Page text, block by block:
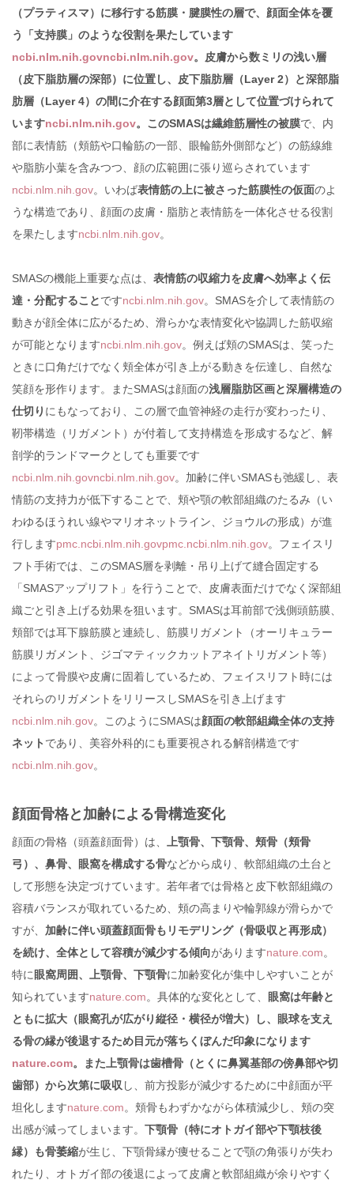
（プラティスマ）に移行する筋膜・腱膜性の層で、顔面全体を覆
う「支持膜」のような役割を果たしています
ncbi.nlm.nih.govncbi.nlm.nih.gov。皮膚から数ミリの浅い層
（皮下脂肪層の深部）に位置し、皮下脂肪層（Layer 2）と深部脂
肪層（Layer 4）の間に介在する顔面第3層として位置づけられて
いますncbi.nlm.nih.gov。このSMASは繊維筋層性の被膜で、内
部に表情筋（頬筋や口輪筋の一部、眼輪筋外側部など）の筋線維
や脂肪小葉を含みつつ、顔の広範囲に張り巡らされています
ncbi.nlm.nih.gov。いわば表情筋の上に被さった筋膜性の仮面のよ
うな構造であり、顔面の皮膚・脂肪と表情筋を一体化させる役割
を果たしますncbi.nlm.nih.gov。
SMASの機能上重要な点は、 表情筋の収縮力を皮膚へ効率よく伝
達・分配することですncbi.nlm.nih.gov。SMASを介して表情筋の
動きが顔全体に広がるため、滑らかな表情変化や協調した筋収縮
が可能となりますncbi.nlm.nih.gov。例えば頬のSMASは、笑った
ときに口角だけでなく頬全体が引き上がる動きを伝達し、自然な
笑顔を形作ります。またSMASは顔面の浅層脂肪区画と深層構造の
仕切り にもなっており、この層で血管神経の走行が変わったり、
靭帯構造（リガメント）が付着して支持構造を形成するなど、解
剖学的ランドマークとしても重要です
ncbi.nlm.nih.govncbi.nlm.nih.gov。加齢に伴いSMASも弛緩し、表
情筋の支持力が低下することで、頬や顎の軟部組織のたるみ（い
わゆるほうれい線やマリオネットライン、ジョウルの形成）が進
行しますpmc.ncbi.nlm.nih.govpmc.ncbi.nlm.nih.gov。フェイスリ
フト手術では、このSMAS層を剥離・吊り上げて縫合固定する
「SMASアップリフト」を行うことで、皮膚表面だけでなく深部組
織ごと引き上げる効果を狙います。SMASは耳前部で浅側頭筋膜、
頬部では耳下腺筋膜と連続し、筋膜リガメント（オーリキュラー
筋膜リガメント、ジゴマティックカットアネイトリガメント等）
によって骨膜や皮膚に固着しているため、フェイスリフト時には
それらのリガメントをリリースしSMASを引き上げます
ncbi.nlm.nih.gov。このようにSMASは顔面の軟部組織全体の支持
ネット であり、美容外科的にも重要視される解剖構造です
ncbi.nlm.nih.gov。
顔面骨格と加齢による骨構造変化
顔面の骨格（頭蓋顔面骨）は、
上顎骨、下顎骨、頬骨（頬骨
弓）、鼻骨、眼窩を構成する骨などから成り、軟部組織の土台と
して形態を決定づけています。若年者では骨格と皮下軟部組織の
容積バランスが取れているため、頬の高まりや輪郭線が滑らかで
すが、 加齢に伴い頭蓋顔面骨もリモデリング（骨吸収と再形成）
を続け、全体として容積が減少する傾向がありますnature.com。
特に 眼窩周囲、上顎骨、下顎骨に加齢変化が集中しやすいことが
知られていますnature.com。具体的な変化として、
眼窩は年齢と
ともに拡大（眼窩孔が広がり縦径・横径が増大）し、眼球を支え
る骨の縁が後退するため目元が落ちくぼんだ印象になります
nature.com。また上顎骨は歯槽骨（とくに鼻翼基部の傍鼻部や切
歯部）から次第に吸収 し、前方投影が減少するために中顔面が平
坦化しますnature.com。頬骨もわずかながら体積減少し、頬の突
出感が減ってしまいます。 下顎骨（特にオトガイ部や下顎枝後
縁）も骨萎縮が生じ、下顎骨縁が痩せることで顎の角張りが失わ
れたり、オトガイ部の後退によって皮膚と軟部組織が余りやすく